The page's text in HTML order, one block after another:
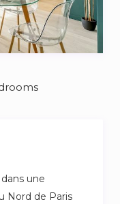
une
Nord de Paris